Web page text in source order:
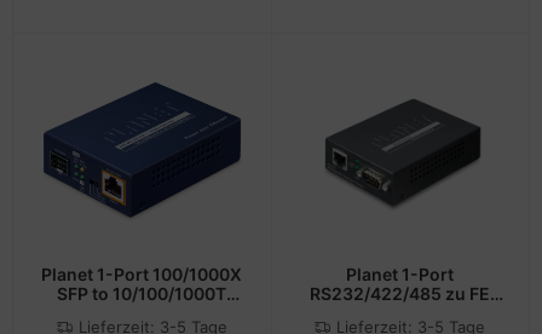
Planet 1-Port 100/1000X
SFP to 10/100/1000T
Lieferzeit: 3-5 Tage
Planet 1-Port
RS232/422/485 zu FE
Lieferzeit: 3-5 Tage